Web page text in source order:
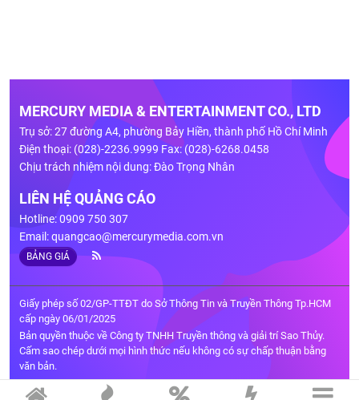
MERCURY MEDIA & ENTERTAINMENT CO., LTD
Trụ sở: 27 đường A4, phường Bảy Hiền, thành phố Hồ Chí Minh
Điện thoại: (028)-2236.9999 Fax: (028)-6268.0458
Chịu trách nhiệm nội dung: Đào Trọng Nhân
LIÊN HỆ QUẢNG CÁO
Hotline: 0909 750 307
Email:quangcao@mercurymedia.com.vn
BẢNG GIÁ
Giấy phép số 02/GP-TTĐT do Sở Thông Tin và Truyền Thông Tp.HCM
cấp ngày 06/01/2025
Bản quyền thuộc về Công ty TNHH Truyền thông và giải trí Sao Thủy.
Cấm sao chép dưới mọi hình thức nếu không có sự chấp thuận bằng
văn bản.